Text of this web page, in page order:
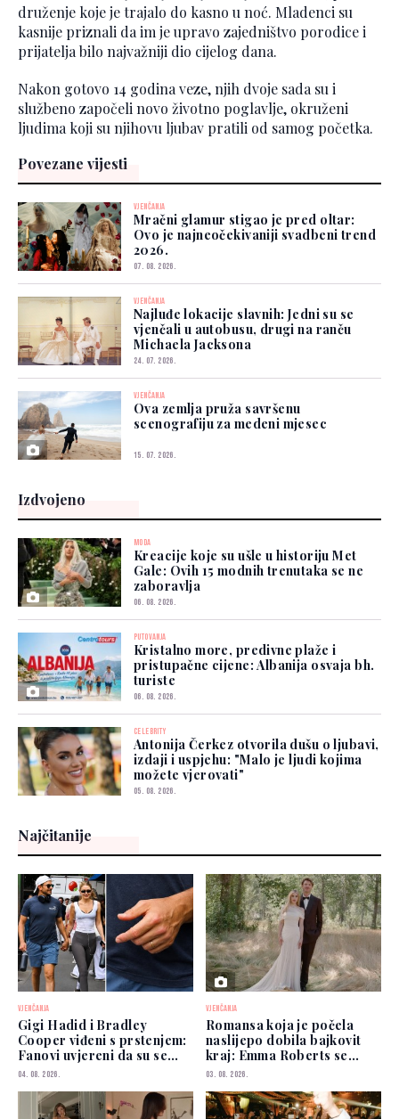
druženje koje je trajalo do kasno u noć. Mladenci su
kasnije priznali da im je upravo zajedništvo porodice i
prijatelja bilo najvažniji dio cijelog dana.
Nakon gotovo 14 godina veze, njih dvoje sada su i
službeno započeli novo životno poglavlje, okruženi
ljudima koji su njihovu ljubav pratili od samog početka.
Povezane vijesti
VJENČANJA
Mračni glamur stigao je pred oltar:
Ovo je najneočekivaniji svadbeni trend
2026.
07. 08. 2026.
VJENČANJA
Najluđe lokacije slavnih: Jedni su se
vjenčali u autobusu, drugi na ranču
Michaela Jacksona
24. 07. 2026.
VJENČANJA
Ova zemlja pruža savršenu
scenografiju za medeni mjesec
15. 07. 2026.
Izdvojeno
MODA
Kreacije koje su ušle u historiju Met
Gale: Ovih 15 modnih trenutaka se ne
zaboravlja
06. 08. 2026.
PUTOVANJA
Kristalno more, predivne plaže i
pristupačne cijene: Albanija osvaja bh.
turiste
06. 08. 2026.
CELEBRITY
Antonija Čerkez otvorila dušu o ljubavi,
izdaji i uspjehu: "Malo je ljudi kojima
možete vjerovati"
05. 08. 2026.
Najčitanije
VJENČANJA
Gigi Hadid i Bradley
Cooper viđeni s prstenjem:
Fanovi uvjereni da su se
vjenčali
04. 08. 2026.
VJENČANJA
Romansa koja je počela
naslijepo dobila bajkovit
kraj: Emma Roberts se
udala
03. 08. 2026.